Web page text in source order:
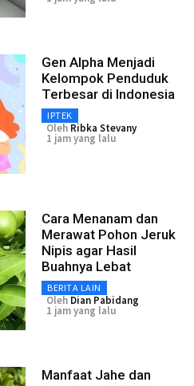
Gen Alpha Menjadi
Kelompok Penduduk
Terbesar di Indonesia
IPTEK
Oleh Ribka Stevany
1 jam yang lalu
Cara Menanam dan
Merawat Pohon Jeruk
Nipis agar Hasil
Buahnya Lebat
BERITA LAIN
Oleh Dian Pabidang
1 jam yang lalu
Manfaat Jahe dan